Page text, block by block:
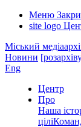
Меню
site logo
Міський
Новини
Eng
Центр
Про
Наша
цілі